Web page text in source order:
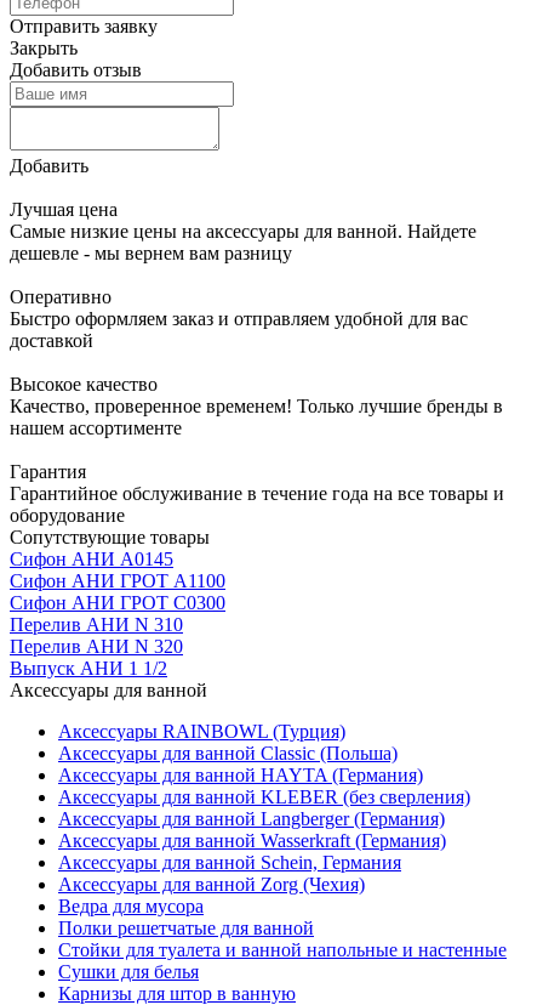
Отправить заявку
Закрыть
Добавить отзыв
Добавить
Лучшая цена
Самые низкие цены на аксессуары для ванной. Найдете
дешевле - мы вернем вам разницу
Оперативно
Быстро оформляем заказ и отправляем удобной для вас
доставкой
Высокое качество
Качество, проверенное временем! Только лучшие бренды в
нашем ассортименте
Гарантия
Гарантийное обслуживание в течение года на все товары и
оборудование
Сопутствующие товары
Сифон АНИ А0145
Сифон АНИ ГРОТ А1100
Сифон АНИ ГРОТ С0300
Перелив АНИ N 310
Перелив АНИ N 320
Выпуск АНИ 1 1/2
Аксессуары для ванной
Аксессуары RAINBOWL (Турция)
Аксессуары для ванной Classic (Польша)
Аксессуары для ванной HAYTA (Германия)
Аксессуары для ванной KLEBER (без сверления)
Аксессуары для ванной Langberger (Германия)
Аксессуары для ванной Wasserkraft (Германия)
Аксессуары для ванной Schein, Германия
Аксессуары для ванной Zorg (Чехия)
Ведра для мусора
Полки решетчатые для ванной
Стойки для туалета и ванной напольные и настенные
Сушки для белья
Карнизы для штор в ванную